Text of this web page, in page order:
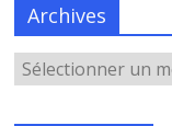
Archives